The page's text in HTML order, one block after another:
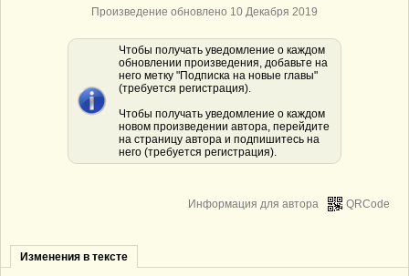
Произведение обновлено 10 Декабря 2019
Чтобы получать уведомление о каждом
обновлении произведения, добавьте на
него метку "Подписка на новые главы"
(требуется регистрация).
Чтобы получать уведомление о каждом
новом произведении автора, перейдите
на страницу автора и подпишитесь на
него (требуется регистрация).
QRCode
Информация для автора
Изменения в тексте